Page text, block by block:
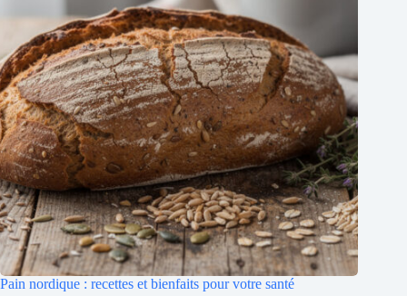
Pain nordique : recettes et bienfaits pour votre santé